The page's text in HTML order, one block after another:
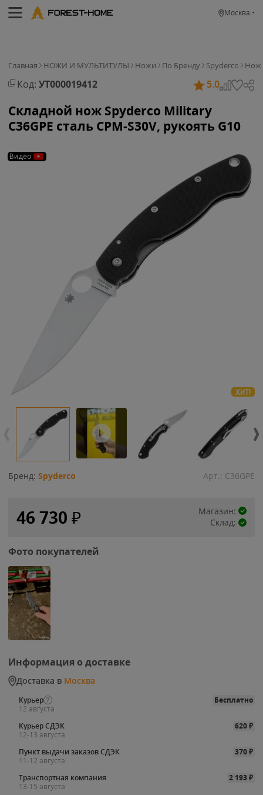
Москва
Главная НОЖИ И МУЛЬТИТУЛЫ Ножи По Бренду Spyderco Нож
Код: УТ000019412 5.0
Складной нож Spyderco Military
C36GPE сталь CPM-S30V, рукоять G10
Видео
ХИТ!
Бренд: Spyderco Арт.: C36GPE
46 730 ₽
Магазин:
Склад:
Фото покупателей
Информация о доставке
Доставка в Москва
Курьер
Бесплатно
12 августа
Курьер СДЭК
620₽
12-13 августа
Пункт выдачи заказов СДЭК
370₽
11-12 августа
Транспортная компания
2 193₽
13-15 августа